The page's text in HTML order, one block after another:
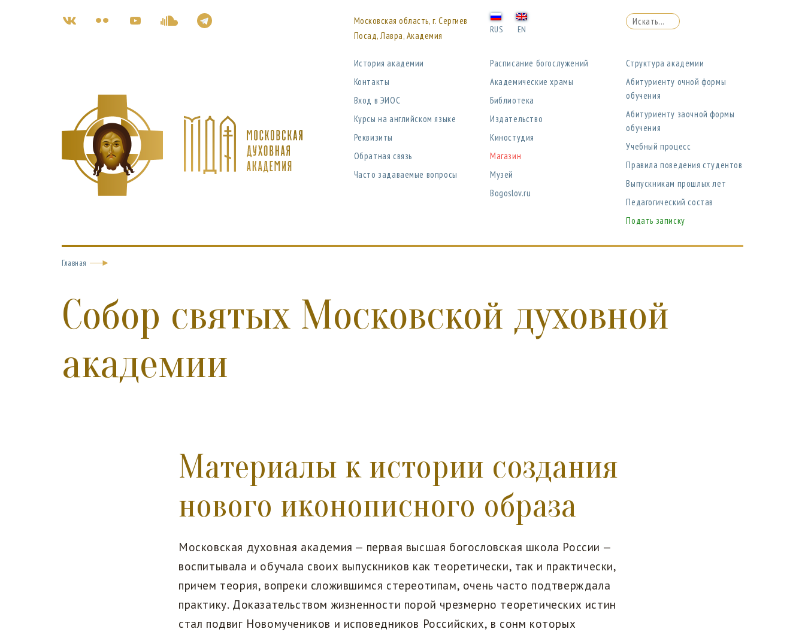
Московская область, г. Сергиев
Посад, Лавра, Академия
RUS EN
История академии
Контакты
Вход в ЭИОС
Курсы на английском языке
Реквизиты
Обратная связь
Часто задаваемые вопросы
Расписание богослужений
Академические храмы
Библиотека
Издательство
Киностудия
Магазин
Музей
Bogoslov.ru
Структура академии
Абитуриенту очной формы
обучения
Абитуриенту заочной формы
обучения
Учебный процесс
Правила поведения студентов
Выпускникам прошлых лет
Педагогический состав
Подать записку
Главная
Собор святых Московской духовной
академии
Материалы к истории создания
нового иконописного образа
Московская духовная академия — первая высшая богословская школа России —
воспитывала и обучала своих выпускников как теоретически, так и практически,
причем теория, вопреки сложившимся стереотипам, очень часто подтверждала
практику. Доказательством жизненности порой чрезмерно теоретических истин
стал подвиг Новомучеников и исповедников Российских, в сонм которых